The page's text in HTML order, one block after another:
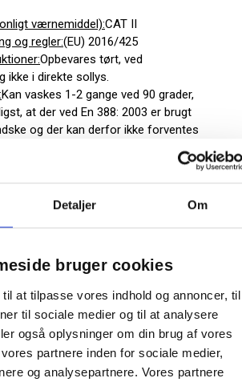
Detaljer Om
bruger cookies
at tilpasse vores indhold og annoncer, til
til sociale medier og til at analysere
også oplysninger om din brug af vores
partnere inden for sociale medier,
og analysepartnere. Vores partnere
værnemiddel):CAT II
og regler:(EU) 2016/425
Opbevares tørt, ved
ikke i direkte sollys.
Kan vaskes 1-2 gange ved 90 grader,
at der ved En 388: 2003 er brugt
og der kan derfor ikke forventes
og advarsler:
ikke optimal beskyttelse og derfor
Anvend aldrig et beskadiget produkt.
Kan genbruges eller